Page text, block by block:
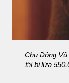
Chu Đông Vũ
thị bị lừa